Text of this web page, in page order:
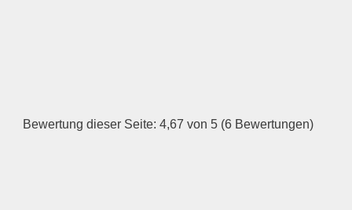
Bewertung dieser Seite: 4,67 von 5 (6 Bewertungen)